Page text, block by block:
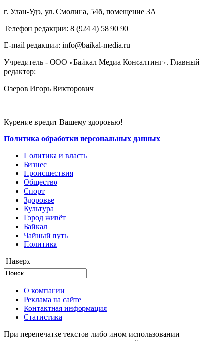
г. Улан-Удэ, ул. Смолина, 54б, помещение 3А
Телефон редакции: ‎‎8 (924 4) 58 90 90
E-mail редакции: info@baikal-media.ru
Учредитель - ООО «Байкал Медиа Консалтинг». Главный
редактор:
Озеров Игорь Викторович
Курение вредит Вашему здоровью!
Политика обработки персональных данных
Политика и власть
Бизнес
Происшествия
Общество
Cпорт
Здоровье
Культура
Город живёт
Байкал
Чайный путь
Политика
Наверх
О компании
Реклама на сайте
Контактная информация
Статистика
При перепечатке текстов либо ином использовании